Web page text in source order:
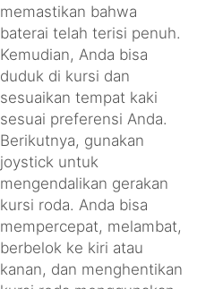
memastikan bahwa
baterai telah terisi penuh.
Kemudian, Anda bisa
duduk di kursi dan
sesuaikan tempat kaki
sesuai preferensi Anda.
Berikutnya, gunakan
joystick untuk
mengendalikan gerakan
kursi roda. Anda bisa
mempercepat, melambat,
berbelok ke kiri atau
kanan, dan menghentikan